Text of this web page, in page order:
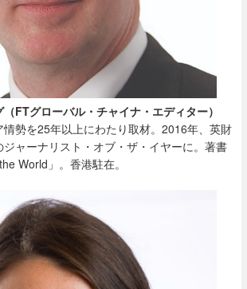
FTグローバル・チャイナ・エディター）
情勢を25年以上にわたり取材。 2016年、英財
ャーナリスト・オブ・ザ・イヤーに。著書
World 」。香港駐在。